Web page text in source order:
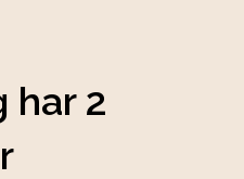
2